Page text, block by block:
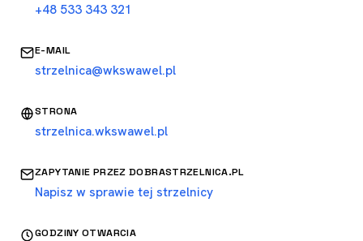
+48 533 343 321
E-MAIL
strzelnica@wkswawel.pl
STRONA
strzelnica.wkswawel.pl
ZAPYTANIE PRZEZ DOBRASTRZELNICA.PL
Napisz w sprawie tej strzelnicy
GODZINY OTWARCIA